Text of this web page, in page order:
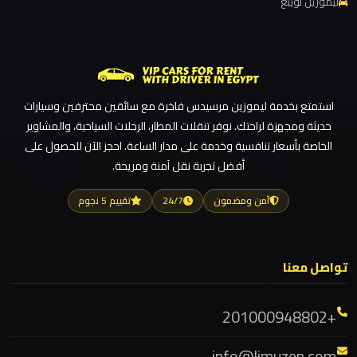
ليموزين مطار القاهرة أسعار
ليموزين مطار العلمين الجديدة
ليموزين مطار العلمين
ليموزين مطار العالمين
ليموزين مطار العاصمة الادارية
ليموزين مطار اكتوبر
ليموزين مرسيدس ايجار بالسائق فى مصر
ليموزين مرسي مطروح
توصيل
المطار
بنها
ليموزين
بلطيم
استمتع بخدمة ليموزين مرسيدس فاخرة مع سائقين محترفين وسيارات
حديثة ومجهزة لراحتك. نوفر تنقلات المطار، الرحلات السياحية، والمشاوير
الخاصة بأسعار تنافسية وخدمة على مدار الساعة. احجز الآن للحصول على
أفضل تجربة نقل آمنة ومريحة.
آمن ومضمون 24/7 تقييم 5 نجوم
تواصل معنا
+201000948802